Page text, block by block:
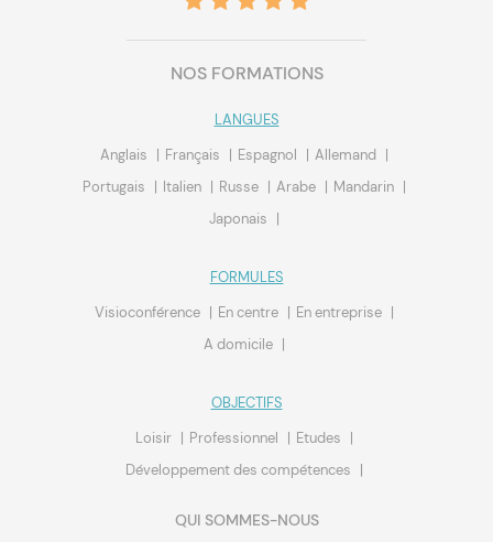
NOS FORMATIONS
LANGUES
Anglais
Français Espagnol
Allemand
Portugais
Italien Russe Arabe
Mandarin
Japonais
FORMULES
Visioconférence
En centre
En entreprise
A domicile
OBJECTIFS
Loisir
Professionnel
Etudes
Développement des compétences
QUI SOMMES-NOUS